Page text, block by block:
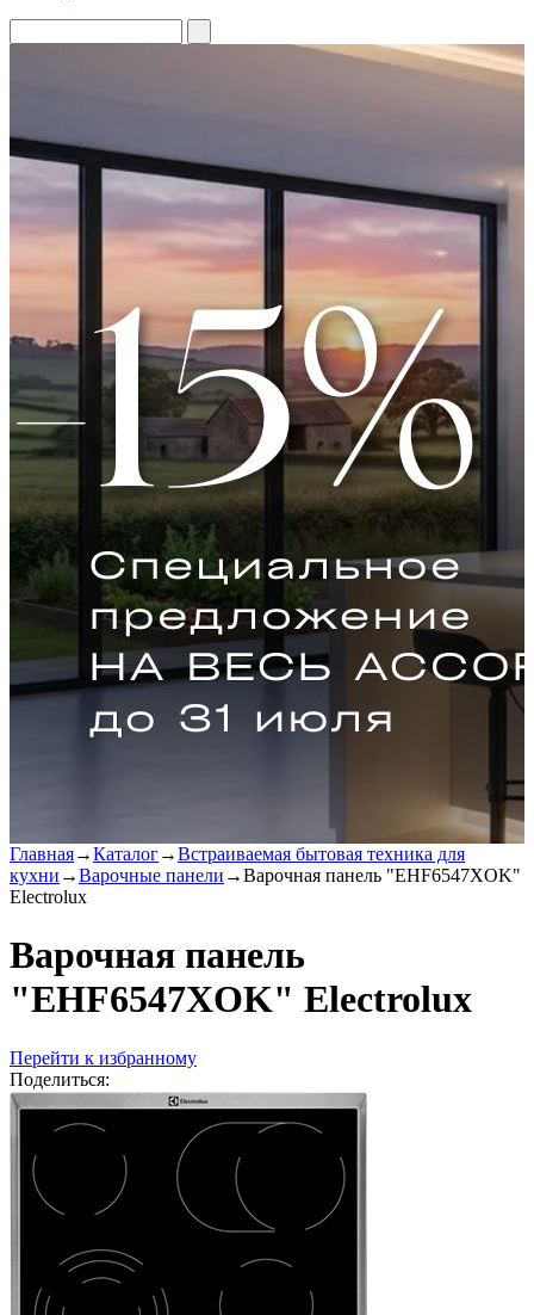
Главная→Каталог→Встраиваемая бытовая техника для
кухни →Варочные панели →Варочная панель "EHF6547XOK"
Electrolux
Варочная панель
"EHF6547XOK" Electrolux
Перейти к избранному
Поделиться: